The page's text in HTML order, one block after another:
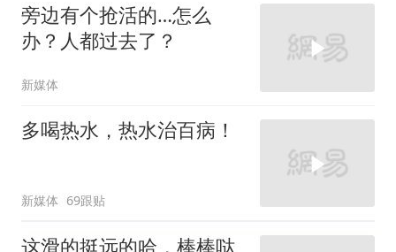
旁边有个抢活的…怎么
办？人都过去了？
新媒体
多喝热水，热水治百病！
新媒体 69跟贴
这滑的挺远的哈，棒棒哒